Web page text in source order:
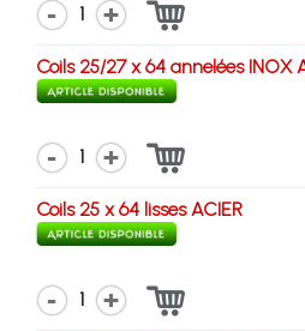
1
Coils 25/27 x 64 annelées INOX
1
Coils 25 x 64 lisses ACIER
1